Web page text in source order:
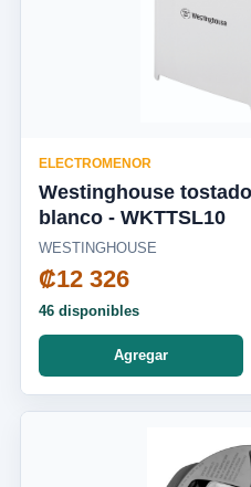
ELECTROMENOR
Westinghouse
blanco - WKTTSL10
WESTINGHOUSE
₡12 326
46 disponibles
Agregar